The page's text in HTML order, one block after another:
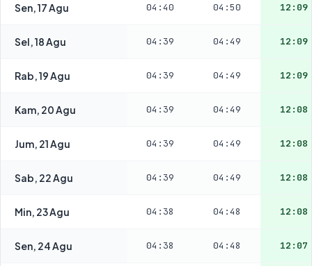
Sen, 17 Agu 04:40 04:50 12:09
Sel, 18 Agu 04:39 04:49 12:09
Rab, 19 Agu 04:39 04:49 12:09
Kam, 20 Agu 04:39 04:49 12:08
Jum, 21 Agu 04:39 04:49 12:08
Sab, 22 Agu 04:39 04:49 12:08
Min, 23 Agu 04:38 04:48 12:08
Sen, 24 Agu 04:38 04:48 12:07